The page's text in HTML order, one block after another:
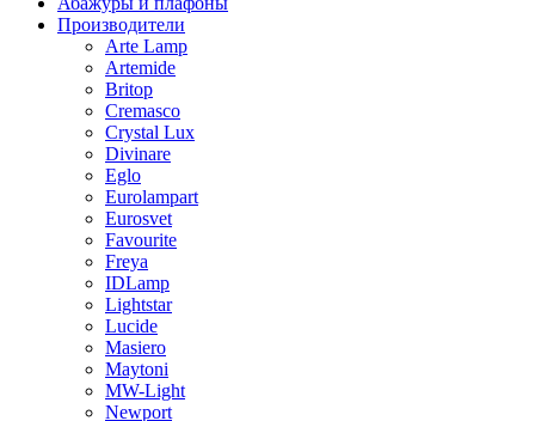
Производители
Arte Lamp
Artemide
Britop
Cremasco
Crystal Lux
Divinare
Eglo
Eurolampart
Eurosvet
Favourite
Freya
IDLamp
Lightstar
Lucide
Masiero
Maytoni
MW-Light
Newport